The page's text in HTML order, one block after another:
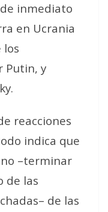
inmediato
en Ucrania
los
Putin, y
reacciones
indica que
–terminar
de las
de las